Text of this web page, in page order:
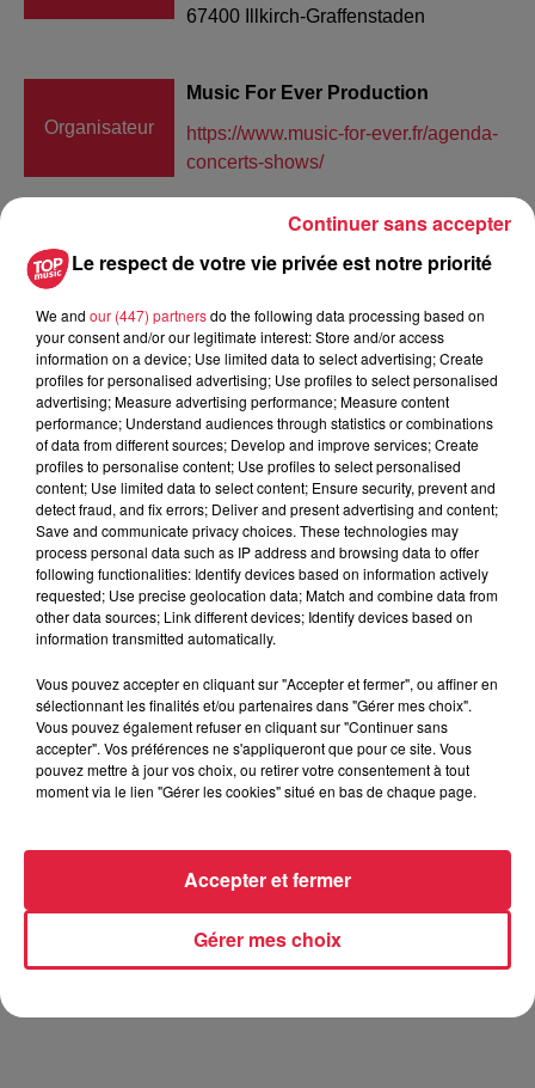
67400
Illkirch-Graffenstaden
Organisateur
Music For Ever Production
https://www.music-for-ever.fr/agenda-
concerts-shows/
Tarif Payant
BLANDINE LEHOUT
« La Vie de Ta Mère »
Blandine, c'est un peu la pote qu'on aimerait avoir dans
sa bande… Jeune maman, elle revendique l'image de la
femme imparfaite.
Ce qu’elle défend sur scène, c’est la vie, la vraie, sans filtre,
sans retouche. Voir Blandine sur scène, c’est comme être
dans le salon de votre pote qui monopolise, certes, un peu
(inutile de préciser qui a écrit ce pitch).
Elle passe en revue sa vie de couple et les difficultés des
jeunes parents, parle des enfants moches, de savoir faire le
deuil de sa vie d’avant, des pulsions criminelles que l’on
conjoint, de son rapport à la nourriture, de son double
Bref, Blandine livre un spectacle décomplexant, bourré
Le respect de votre vie privée est notre priorité
We and our (447) partnersdo the following data processing based on
your consent and/or our legitimate interest: Store and/or access
information on a device; Use limited data to select advertising; Create
profiles for personalised advertising; Use profiles to select personalised
advertising; Measure advertising performance; Measure content
performance; Understand audiences through statistics or combinations
of data from different sources; Develop and improve services; Create
profiles to personalise content; Use profiles to select personalised
content; Use limited data to select content; Ensure security, prevent and
detect fraud, and fix errors; Deliver and present advertising and content;
Save and communicate privacy choices. These technologies may
process personal data such as IP address and browsing data to offer
following functionalities: Identify devices based on information actively
requested; Use precise geolocation data; Match and combine data from
other data sources; Link different devices; Identify devices based on
information transmitted automatically.
Vous pouvez accepter en cliquant sur "Accepter et fermer", ou affiner en
sélectionnant les finalités et/ou partenaires dans "Gérer mes choix".
Vous pouvez également refuser en cliquant sur "Continuer sans
accepter". Vos préférences ne s'appliqueront que pour ce site. Vous
pouvez mettre à jour vos choix, ou retirer votre consentement à tout
moment via le lien "Gérer les cookies" situé en bas de chaque page.
Gérer mes choix
Accepter et fermer
Continuer sans accepter